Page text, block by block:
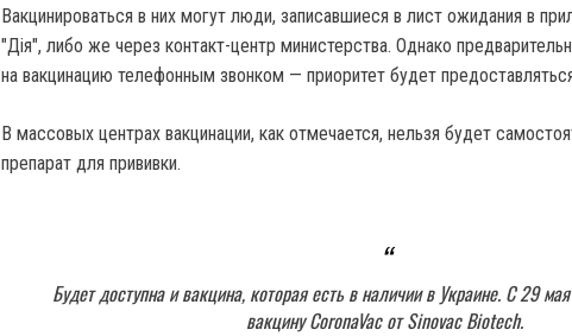
Вакцинироваться в них могут люди, записавшиеся в лист ожидания в
"Дія", либо же через контакт-центр министерства. Однако
на вакцинацию телефонным звонком — приоритет будет
В массовых центрах вакцинации, как отмечается, нельзя будет
препарат для прививки.
Будет доступна и вакцина, которая есть в наличии в Украине. С 29
вакцину CoronaVac от Sinovac Biotech.